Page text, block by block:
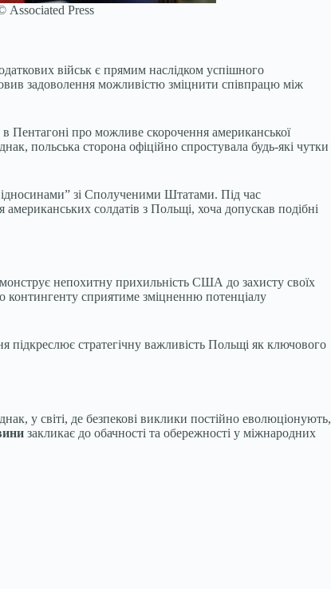
Press
військ є прямим наслідком успішного
задоволення можливістю зміцнити співпрацю між
Пентагоні про можливе скорочення американської
польська сторона офіційно спростувала будь-які чутки
зі Сполученими Штатами. Під час
солдатів з Польщі, хоча допускав подібні
непохитну прихильність США до захисту своїх
контингенту сприятиме зміцненню потенціалу
підкреслює стратегічну важливість Польщі як ключового
у світі, де безпекові виклики постійно еволюціонують,
закликає до обачності та обережності у міжнародних